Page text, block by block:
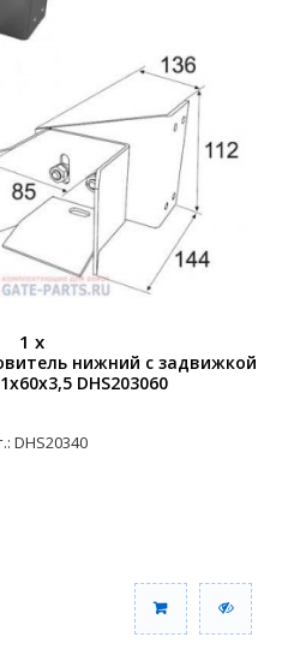
1 x
нижний с задвижкой
DHS203060
DHS20340